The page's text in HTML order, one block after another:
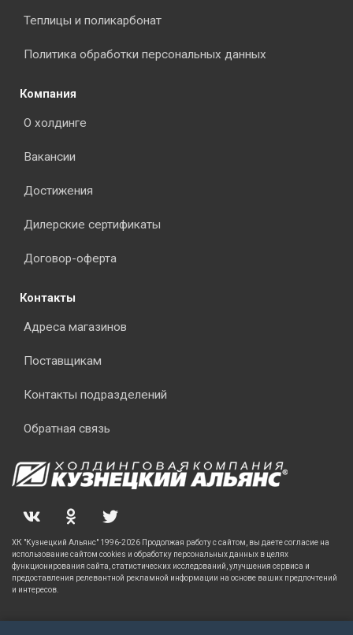
Теплицы и поликарбонат
Политика обработки персональных данных
Компания
О холдинге
Вакансии
Достижения
Дилерские сертификаты
Договор-оферта
Контакты
Адреса магазинов
Поставщикам
Контакты подразделений
Обратная связь
ХК "Кузнецкий Альянс" 1996-2026 Продолжая работу с сайтом, вы даете согласие на
использование сайтом cookies и обработку персональных данных в целях
функционирования сайта, статистических исследований, улучшения сервиса и
предоставления релевантной рекламной информации на основе ваших предпочтений
и интересов.